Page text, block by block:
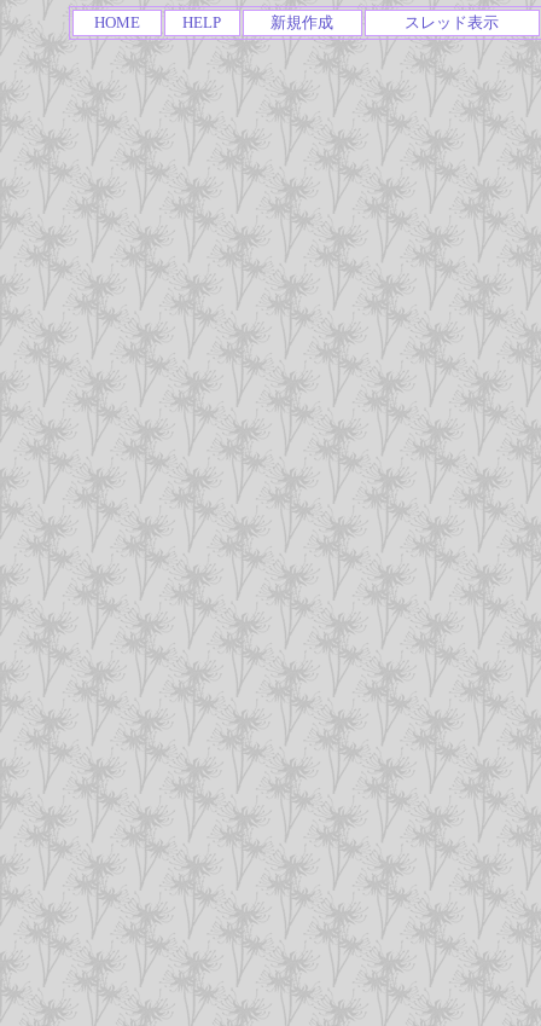
HOME HELP 新規作成 スレッド表示